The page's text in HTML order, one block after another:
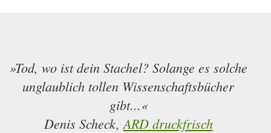
»Tod, wo ist dein Stachel? Solange es solche
unglaublich tollen Wissenschaftsbücher
gibt...«
Denis Scheck,ARD druckfrisch